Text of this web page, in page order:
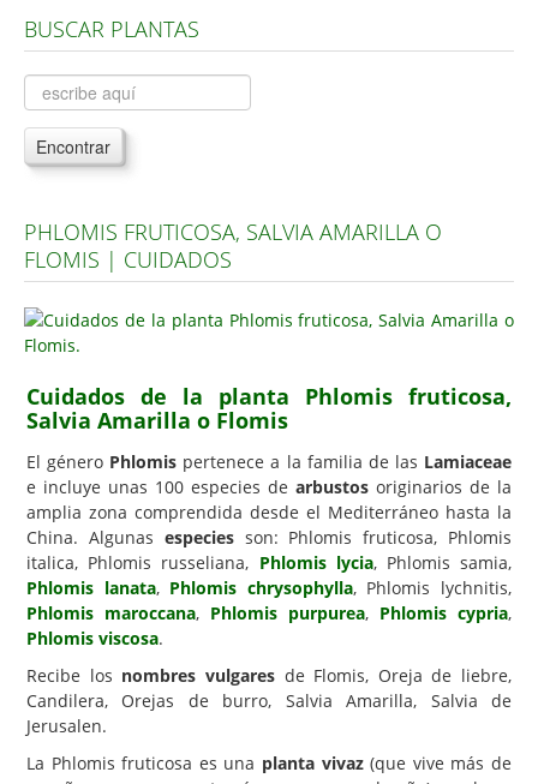
Árboles, Cicas y Palmeras de la G a la Z
Plantas Anuales y Perennes
Plantas Bulbosas y Acuáticas
Plantas de Interior
Plantas Aromáticas y de Huerto
Plantas Carnívoras y Orquídeas
Consejos
Hemisferio Sur
Enfermedades
Animales
Hongos
Carencias
Fotos
Árboles y Palmeras
BUSCAR PLANTAS
Encontrar
PHLOMIS FRUTICOSA, SALVIA AMARILLA O
FLOMIS | CUIDADOS
Cuidados de la planta Phlomis fruticosa,
Salvia Amarilla o Flomis
El género Phlomis pertenece a la familia de las Lamiaceae
e incluye unas 100 especies de arbustos originarios de la
amplia zona comprendida desde el Mediterráneo hasta la
China. Algunas especiesson: Phlomis fruticosa, Phlomis
italica, Phlomis russeliana, Phlomis lycia, Phlomis samia,
Phlomis lanata, Phlomis chrysophylla, Phlomis lychnitis,
Phlomis maroccana, Phlomis purpurea, Phlomis cypria,
Phlomis viscosa.
Recibe los nombres vulgaresde Flomis, Oreja de liebre,
Candilera, Orejas de burro, Salvia Amarilla, Salvia de
Jerusalen.
La Phlomis fruticosa es una planta vivaz(que vive más de